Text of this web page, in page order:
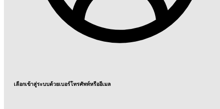
เลือกเข้าสู่ระบบด้วยเบอร์โทรศัพท์หรืออีเมล